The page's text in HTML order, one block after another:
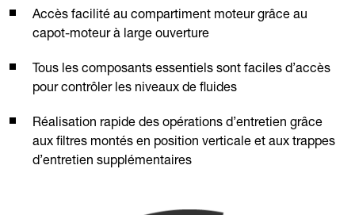
Accès facilité au compartiment moteur grâce au
capot-moteur à large ouverture
Tous les composants essentiels sont faciles d’accès
pour contrôler les niveaux de fluides
Réalisation rapide des opérations d’entretien grâce
aux filtres montés en position verticale et aux trappes
d’entretien supplémentaires